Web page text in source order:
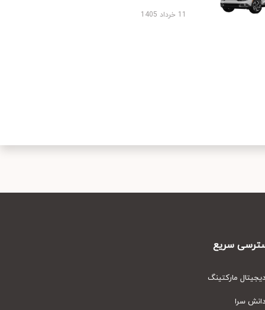
سریع
مارکتینگ
سرا